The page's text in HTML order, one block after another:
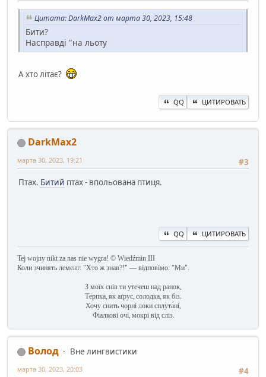
Цитата: DarkMax2 от марта 30, 2023, 15:48
Бити?
Насправді "на льоту
А хто літає?
QQ ЦИТИРОВАТЬ
DarkMax2
#3
марта 30, 2023, 19:21
Птах. Битий птах - впольована птиця.
QQ ЦИТИРОВАТЬ
Tej wojny nikt za nas nie wygra! © Wiedźmin III
Коли зчинять лемент: "Хто ж знав?!" — відповімо: "Ми".
З моїх снів ти утечеш над ранок,
Терпка, як аґрус, солодка, як біз.
Хочу снить чорні локи сплута́ні,
Фіалкові очі, мокрі від сліз.
Волод
Вне лингвистики
#4
марта 30, 2023, 20:03